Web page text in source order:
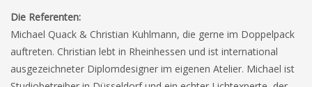
Die Referenten:
Michael Quack & Christian Kuhlmann, die gerne im Doppelpack
auftreten. Christian lebt in Rheinhessen und ist international
ausgezeichneter Diplomdesigner im eigenen Atelier. Michael ist